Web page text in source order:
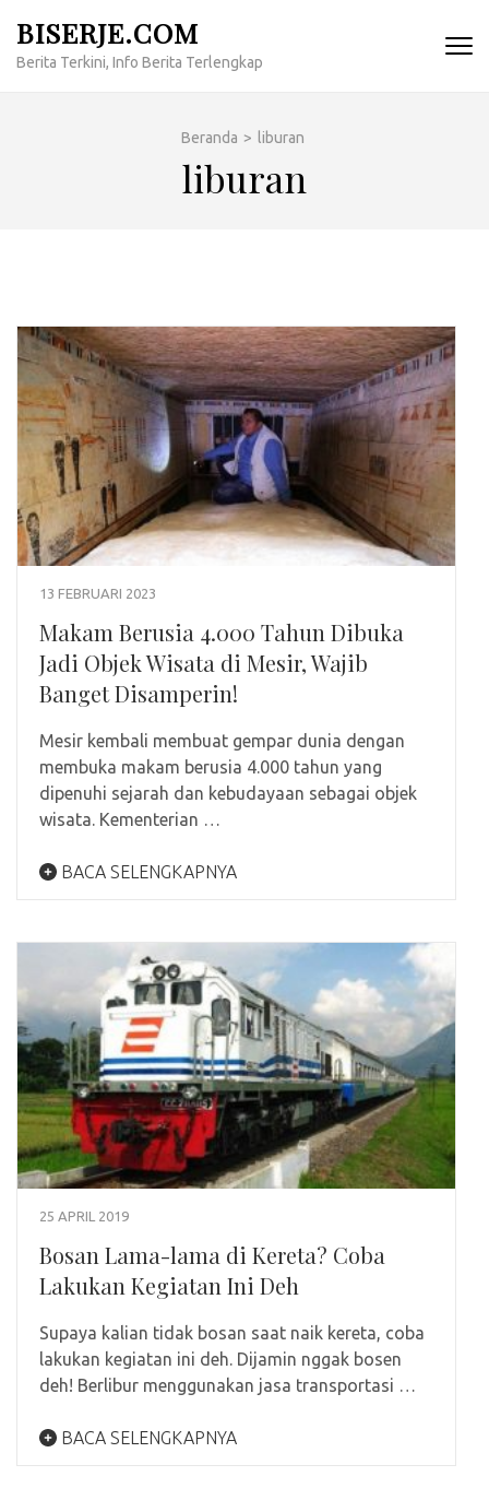
konten
BISERJE.COM
Berita Terkini, Info Berita Terlengkap
Beranda > liburan
liburan
13 FEBRUARI 2023
Makam Berusia 4.000 Tahun Dibuka
Jadi Objek Wisata di Mesir, Wajib
Banget Disamperin!
Mesir kembali membuat gempar dunia dengan
membuka makam berusia 4.000 tahun yang
dipenuhi sejarah dan kebudayaan sebagai objek
wisata. Kementerian …
BACA SELENGKAPNYA
25 APRIL 2019
Bosan Lama-lama di Kereta? Coba
Lakukan Kegiatan Ini Deh
Supaya kalian tidak bosan saat naik kereta, coba
lakukan kegiatan ini deh. Dijamin nggak bosen
deh! Berlibur menggunakan jasa transportasi …
BACA SELENGKAPNYA